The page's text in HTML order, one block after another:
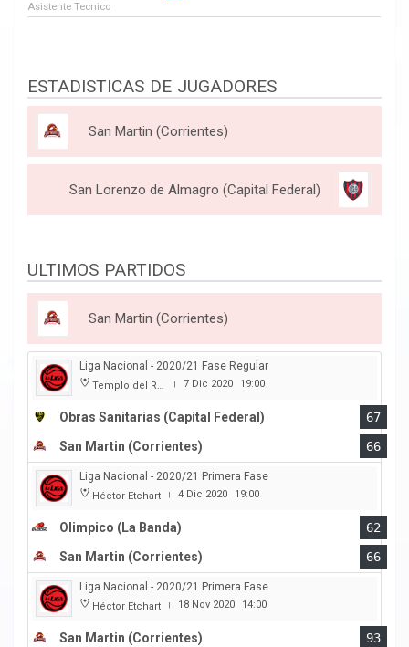
Asistente Tecnico
ESTADISTICAS DE JUGADORES
San Martin (Corrientes)
San Lorenzo de Almagro (Capital Federal)
ULTIMOS PARTIDOS
San Martin (Corrientes)
Liga Nacional - 2020/21 Fase Regular
Templo del Rock | 7 Dic 2020 19:00
Obras Sanitarias (Capital Federal)
67
San Martin (Corrientes)
66
Liga Nacional - 2020/21 Primera Fase
Héctor Etchart | 4 Dic 2020 19:00
Olimpico (La Banda)
62
San Martin (Corrientes)
66
Liga Nacional - 2020/21 Primera Fase
Héctor Etchart | 18 Nov 2020 14:00
San Martin (Corrientes)
93